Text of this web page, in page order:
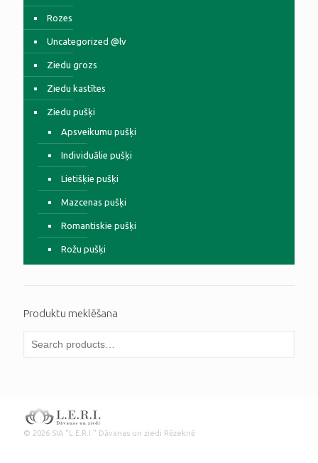
Rozes
Uncategorized @lv
Ziedu grozs
Ziedu kastītes
Ziedu pušķi
Apsveikumu pušķi
Individuālie pušķi
Lietišķie pušķi
Mazcenas pušķi
Romantiskie pušķi
Rožu pušķi
Produktu meklēšana
© 2026 SIA "L.E.R.I." Dāvanas un ziedi Rēzeknē